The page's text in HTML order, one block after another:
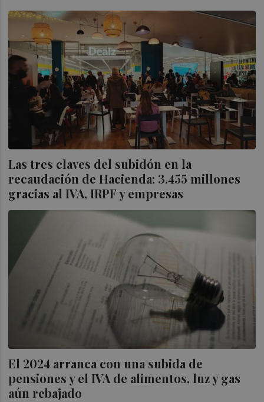
Las tres claves del subidón en la
recaudación de Hacienda: 3.455 millones
gracias al IVA, IRPF y empresas
El 2024 arranca con una subida de
pensiones y el IVA de alimentos, luz y gas
aún rebajado